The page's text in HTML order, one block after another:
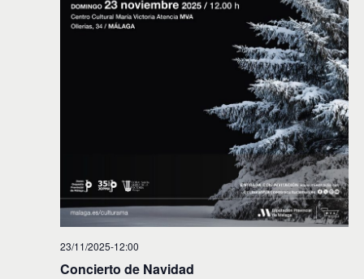
23/11/2025-12:00
Concierto de Navidad